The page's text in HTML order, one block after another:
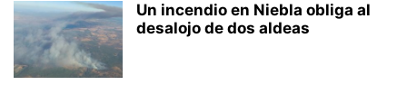
Un incendio en Niebla obliga al
desalojo de dos aldeas